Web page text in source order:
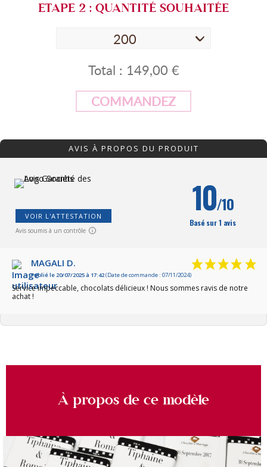
ETAPE 2 : QUANTITÉ SOUHAITÉE
200
Total : 149,00 €
COMMANDEZ
AVIS À PROPOS DU PRODUIT
VOIR L'ATTESTATION
Avis soumis à un contrôle
10/10
Basé sur 1 avis
MAGALI D.
Publié le 20/07/2025 à 17:42(Date de commande : 07/11/2024)
Service impeccable, chocolats délicieux ! Nous sommes ravis de notre
achat !
À propos de ce modèle